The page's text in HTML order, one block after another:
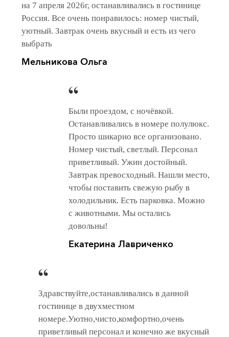
на 7 апреля 2026г, останавливались в гостинице
Россия. Все очень понравилось: номер чистый,
уютный. Завтрак очень вкусный и есть из чего
выбрать
Мельникова Ольга
Были проездом, с ночёвкой.
Останавливались в номере полулюкс.
Просто шикарно все организовано.
Номер чистый, светлый. Персонал
приветливый. Ужин достойный.
Завтрак превосходный. Нашли место,
чтобы поставить свежую рыбу в
холодильник. Есть парковка. Можно
с животными. Мы остались
довольны!
Екатерина Лавриченко
Здравствуйте,останавливались в данной
гостинице в двухместном
номере.Уютно,чисто,комфортно,очень
приветливый персонал и конечно же вкусный